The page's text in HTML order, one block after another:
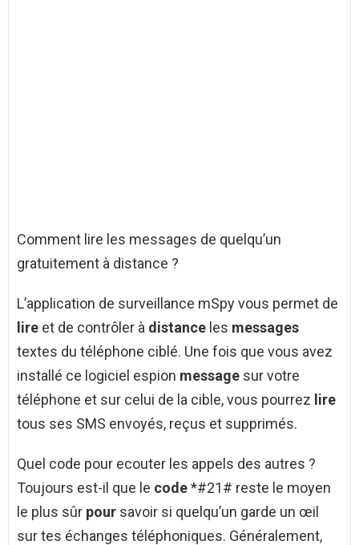
Comment lire les messages de quelqu’un
gratuitement à distance ?
L’application de surveillance mSpy vous permet de
lire et de contrôler à distance les messages
textes du téléphone ciblé. Une fois que vous avez
installé ce logiciel espion message sur votre
téléphone et sur celui de la cible, vous pourrez lire
tous ses SMS envoyés, reçus et supprimés.
Quel code pour ecouter les appels des autres ?
Toujours est-il que le code*#21# reste le moyen
le plus sûr pour savoir si quelqu’un garde un œil
sur tes échanges téléphoniques. Généralement,